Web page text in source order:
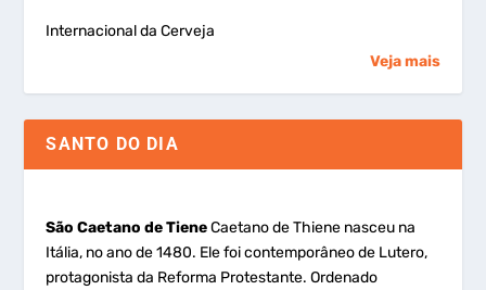
Internacional da Cerveja
Veja mais
SANTO DO DIA
São Caetano de TieneCaetano de Thiene nasceu na
Itália, no ano de 1480. Ele foi contemporâneo de Lutero,
protagonista da Reforma Protestante. Ordenado